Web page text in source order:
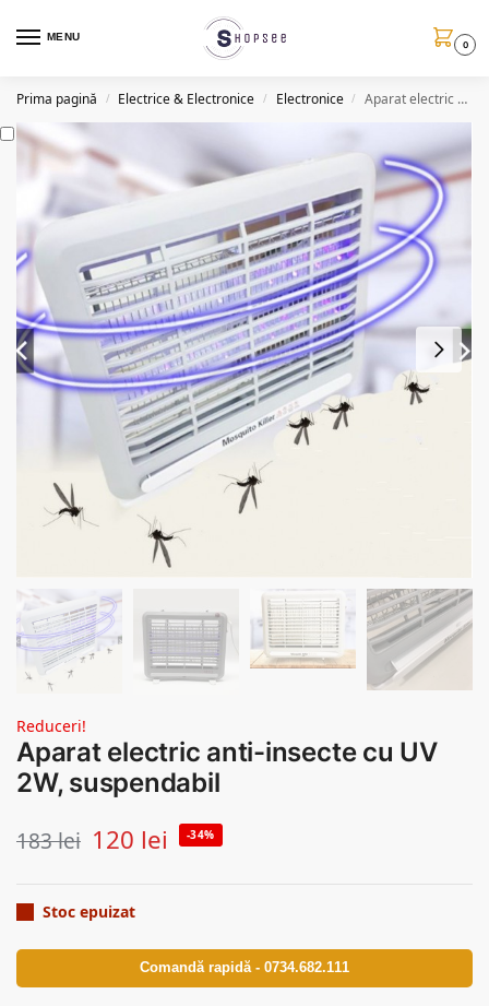
MENU
0
Prima pagină / Electrice & Electronice / Electronice / Aparat electric anti-insecte cu UV 2W, suspendabil
Reduceri!
Aparat electric anti-insecte cu UV
2W, suspendabil
183lei 120 lei -34%
Stoc epuizat
Comandă rapidă - 0734.682.111